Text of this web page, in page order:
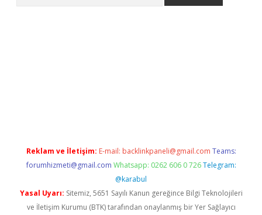
Reklam ve İletişim: E-mail: backlinkpaneli@gmail.com Teams:
forumhizmeti@gmail.com Whatsapp: 0262 606 0 726 Telegram:
@karabul
Yasal Uyarı: Sitemiz, 5651 Sayılı Kanun gereğince Bilgi Teknolojileri
ve İletişim Kurumu (BTK) tarafından onaylanmış bir Yer Sağlayıcı